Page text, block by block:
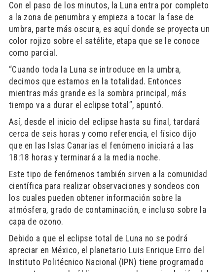
Con el paso de los minutos, la Luna entra por completo
a la zona de penumbra y empieza a tocar la fase de
umbra, parte más oscura, es aquí donde se proyecta un
color rojizo sobre el satélite, etapa que se le conoce
como parcial.
“Cuando toda la Luna se introduce en la umbra,
decimos que estamos en la totalidad. Entonces
mientras más grande es la sombra principal, más
tiempo va a durar el eclipse total”, apuntó.
Así, desde el inicio del eclipse hasta su final, tardará
cerca de seis horas y como referencia, el físico dijo
que en las Islas Canarias el fenómeno iniciará a las
18:18 horas y terminará a la media noche.
Este tipo de fenómenos también sirven a la comunidad
científica para realizar observaciones y sondeos con
los cuales pueden obtener información sobre la
atmósfera, grado de contaminación, e incluso sobre la
capa de ozono.
Debido a que el eclipse total de Luna no se podrá
apreciar en México, el planetario Luis Enrique Erro del
Instituto Politécnico Nacional (IPN) tiene programado